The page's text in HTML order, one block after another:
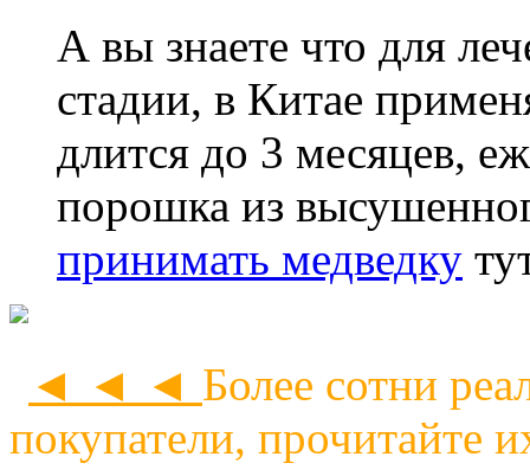
А вы знаете что для
стадии, в Китае
длится до 3 месяцев,
порошка из
принимать медведку
◄ ◄ ◄ Более сотни
покупатели, прочитайте